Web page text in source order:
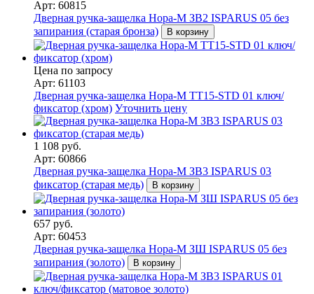
Арт: 60815
Дверная ручка-защелка Нора-М ЗВ2 ISPARUS 05 без
запирания (старая бронза)
В корзину
Цена по запросу
Арт: 61103
Дверная ручка-защелка Нора-М ТТ15-STD 01 ключ/
фиксатор (хром) Уточнить цену
1 108 руб.
Арт: 60866
Дверная ручка-защелка Нора-М ЗВ3 ISPARUS 03
фиксатор (старая медь)
В корзину
657 руб.
Арт: 60453
Дверная ручка-защелка Нора-М ЗШ ISPARUS 05 без
запирания (золото)
В корзину